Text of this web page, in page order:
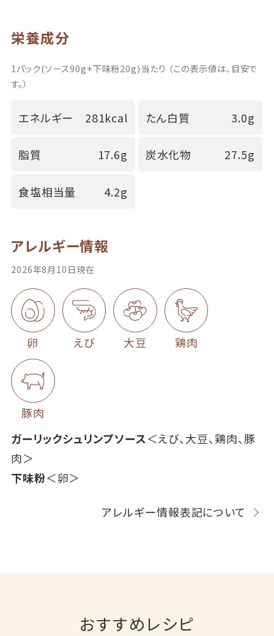
栄養成分
1パック(ソース90g+下味粉20g)当たり （この表示値は、目安で
す。）
エネルギー 281kcal たん白質 3.0g
脂質 17.6g 炭水化物 27.5g
食塩相当量 4.2g
アレルギー情報
2026年8月10日現在
卵 えび 大豆 鶏肉
豚肉
ガーリックシュリンプソース＜えび、大豆、鶏肉、豚
肉＞
下味粉＜卵＞
アレルギー情報表記について
おすすめレシピ